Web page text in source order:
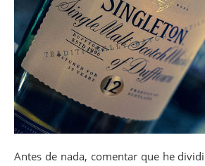
Antes de nada, comentar que he